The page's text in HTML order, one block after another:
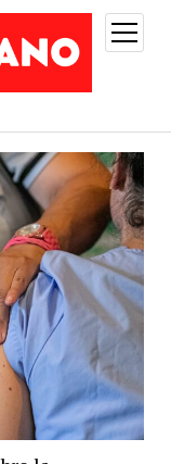
abrir
menú